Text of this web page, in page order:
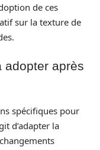
de ces
sur la texture de
adopter après
spécifiques pour
d’adapter la